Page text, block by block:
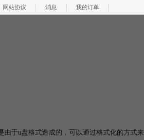
网站协议 消息 我的订单
于u盘格式造成的，可以通过格式化的方式来